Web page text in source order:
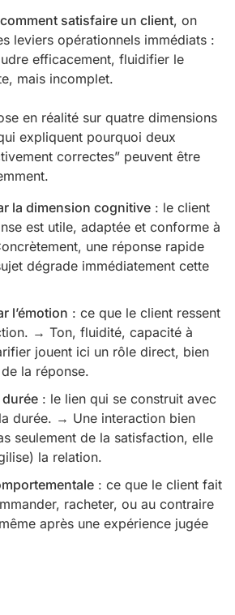
comment satisfaire un client, on
leviers opérationnels immédiats :
efficacement, fluidifier le
mais incomplet.
en réalité sur quatre dimensions
expliquent pourquoi deux
correctes” peuvent être
la dimension cognitive : le client
est utile, adaptée et conforme à
une réponse rapide
dégrade immédiatement cette
l’émotion : ce que le client ressent
→ Ton, fluidité, capacité à
jouent ici un rôle direct, bien
la réponse.
durée : le lien qui se construit avec
durée. → Une interaction bien
seulement de la satisfaction, elle
la relation.
: ce que le client fait
racheter, ou au contraire
après une expérience jugée